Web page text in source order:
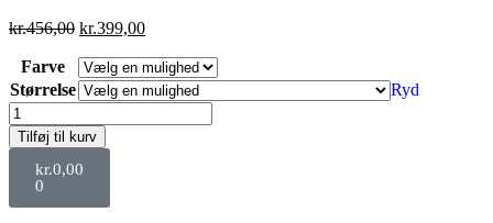
kr.456,00 kr.399,00
Farve
Størrelse
Ryd
Tilføj til kurv
kr.0,00
0